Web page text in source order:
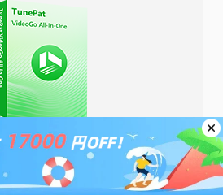
験 無料体験